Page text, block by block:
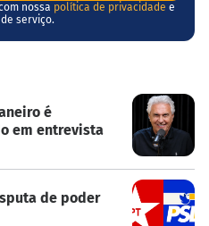
nossa política de privacidade e
serviço.
é
em entrevista
de poder